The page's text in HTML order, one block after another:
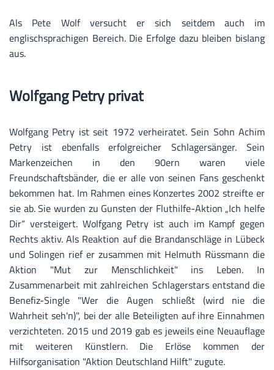
Als Pete Wolf versucht er sich seitdem auch im
englischsprachigen Bereich. Die Erfolge dazu bleiben bislang
aus.
Wolfgang Petry privat
Wolfgang Petry ist seit 1972 verheiratet. Sein Sohn Achim
Petry ist ebenfalls erfolgreicher Schlagersänger. Sein
Markenzeichen in den 90ern waren viele
Freundschaftsbänder, die er alle von seinen Fans geschenkt
bekommen hat. Im Rahmen eines Konzertes 2002 streifte er
sie ab. Sie wurden zu Gunsten der Fluthilfe-Aktion „Ich helfe
Dir“ versteigert. Wolfgang Petry ist auch im Kampf gegen
Rechts aktiv. Als Reaktion auf die Brandanschläge in Lübeck
und Solingen rief er zusammen mit Helmuth Rüssmann die
Aktion "Mut zur Menschlichkeit" ins Leben. In
Zusammenarbeit mit zahlreichen Schlagerstars entstand die
Benefiz-Single "Wer die Augen schließt (wird nie die
Wahrheit seh'n)", bei der alle Beteiligten auf ihre Einnahmen
verzichteten. 2015 und 2019 gab es jeweils eine Neuauflage
mit weiteren Künstlern. Die Erlöse kommen der
Hilfsorganisation "Aktion Deutschland Hilft" zugute.